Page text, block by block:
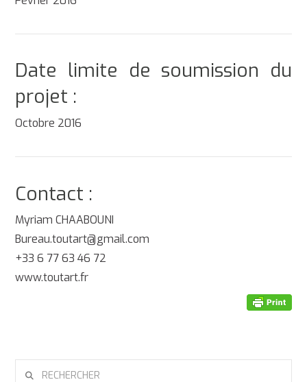
Date limite de soumission du
projet :
Octobre 2016
Contact :
Myriam CHAABOUNI
Bureau.toutart@gmail.com
+33 6 77 63 46 72
www.toutart.fr